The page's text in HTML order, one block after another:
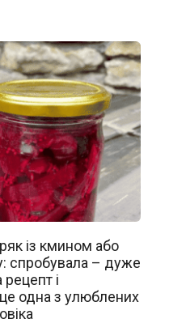
із кмином або
спробувала – дуже
і
одна з улюблених